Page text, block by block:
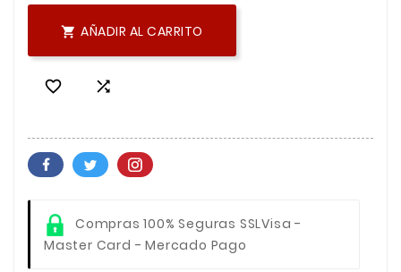
 AÑADIR AL CARRITO
 
Compras 100% Seguras SSLVisa -
Master Card - Mercado Pago